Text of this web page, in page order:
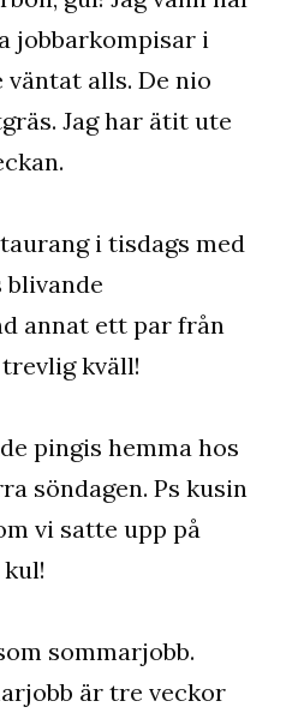
jobbarkompisar i
väntat alls. De nio
Jag har ätit ute
i tisdags med
blivande
annat ett par från
kväll!
pingis hemma hos
söndagen. Ps kusin
vi satte upp på
sommarjobb.
är tre veckor